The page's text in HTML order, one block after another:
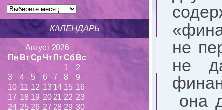
КАЛЕНДАРЬ
Август 2026
Пн ВтСрЧт ПтСб Вс
1
2
3
4 5 6 7 8
9
10 11 12 13 14 15 16
17 18 19 20 21 22 23
24 25 26 27 28 29 30
не
не
она